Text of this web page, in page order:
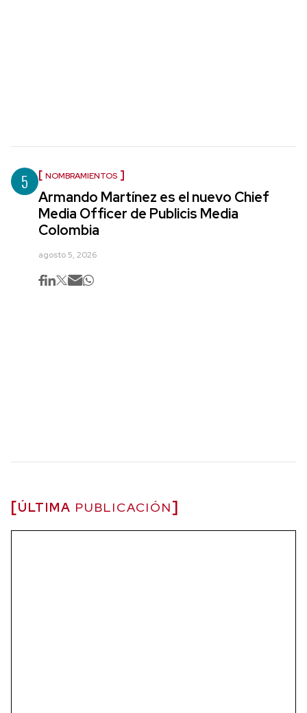
5 NOMBRAMIENTOS
Armando Martínez es el nuevo Chief
Media Officer de Publicis Media
Colombia
agosto 5, 2026
ÚLTIMA PUBLICACIÓN